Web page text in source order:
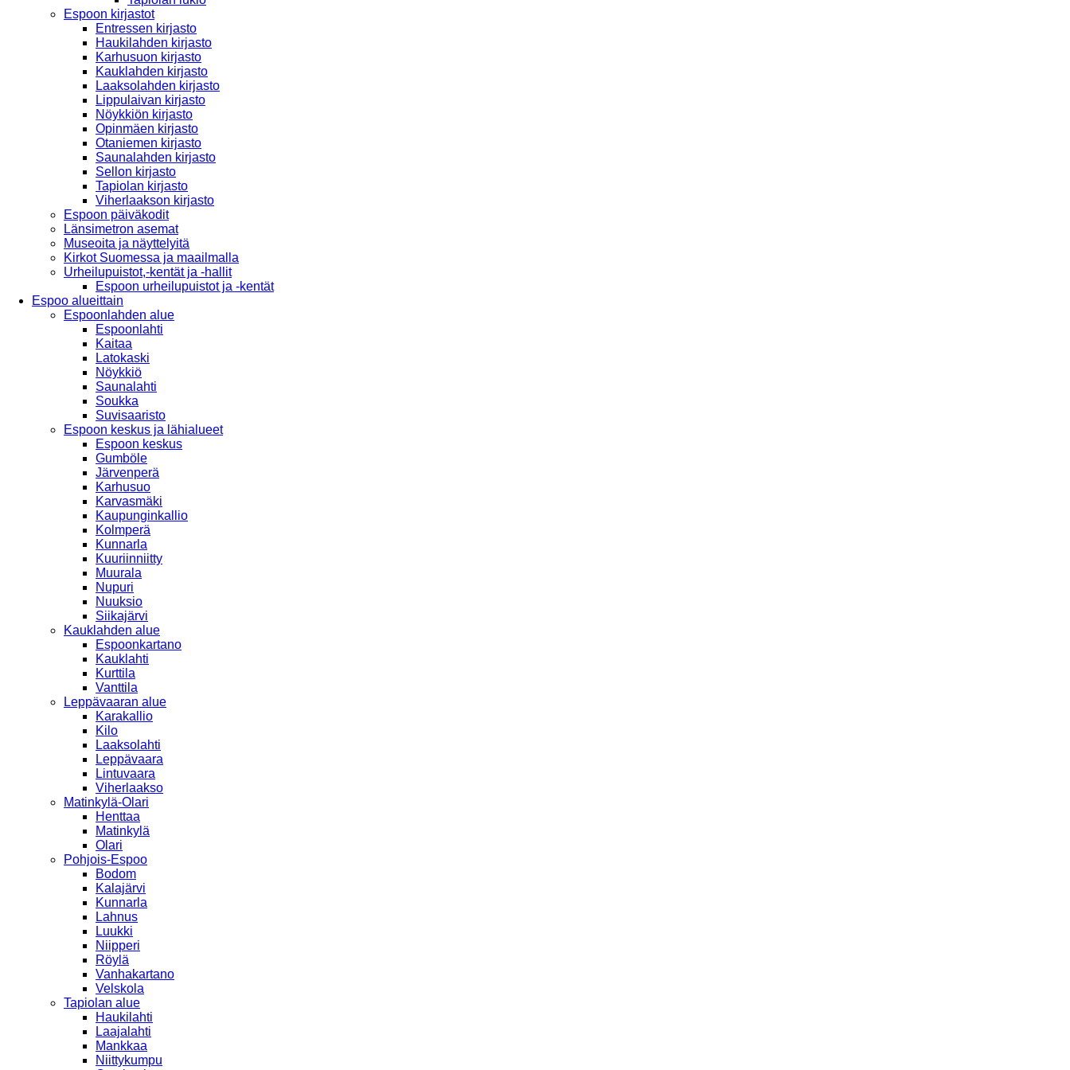
Espoon kirjastot
Entressen kirjasto
Haukilahden kirjasto
Karhusuon kirjasto
Kauklahden kirjasto
Laaksolahden kirjasto
Lippulaivan kirjasto
Nöykkiön kirjasto
Opinmäen kirjasto
Otaniemen kirjasto
Saunalahden kirjasto
Sellon kirjasto
Tapiolan kirjasto
Viherlaakson kirjasto
Espoon päiväkodit
Länsimetron asemat
Museoita ja näyttelyitä
Kirkot Suomessa ja maailmalla
Urheilupuistot,-kentät ja -hallit
Espoon urheilupuistot ja -kentät
Espoo alueittain
Espoonlahden alue
Espoonlahti
Kaitaa
Latokaski
Nöykkiö
Saunalahti
Soukka
Suvisaaristo
Espoon keskus ja lähialueet
Espoon keskus
Gumböle
Järvenperä
Karhusuo
Karvasmäki
Kaupunginkallio
Kolmperä
Kunnarla
Kuuriinniitty
Muurala
Nupuri
Nuuksio
Siikajärvi
Kauklahden alue
Espoonkartano
Kauklahti
Kurttila
Vanttila
Leppävaaran alue
Karakallio
Kilo
Laaksolahti
Leppävaara
Lintuvaara
Viherlaakso
Matinkylä-Olari
Henttaa
Matinkylä
Olari
Pohjois-Espoo
Bodom
Kalajärvi
Kunnarla
Lahnus
Luukki
Niipperi
Röylä
Vanhakartano
Velskola
Tapiolan alue
Haukilahti
Laajalahti
Mankkaa
Niittykumpu